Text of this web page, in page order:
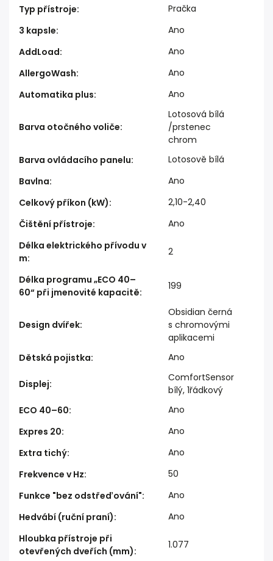
Typ přístroje:
Pračka
3 kapsle:
Ano
AddLoad:
Ano
AllergoWash:
Ano
Automatika plus: Ano
Barva otočného voliče:
Lotosová bílá
/prstenec
chrom
Barva ovládacího panelu:
Lotosově bílá
Bavlna:
Ano
Celkový příkon (kW):
2,10-2,40
Čištění přístroje:
Ano
Délka elektrického přívodu v
m:
2
Délka programu „ECO 40–
60“ při jmenovité kapacitě:
199
Design dvířek:
Obsidian černá
s chromovými
aplikacemi
Dětská pojistka: Ano
Displej:
ComfortSensor
bílý, 1řádkový
ECO 40–60:
Ano
Expres 20:
Ano
Extra tichý:
Ano
Frekvence v Hz:
50
Funkce "bez odstřeďování":
Ano
Hedvábí (ruční praní):
Ano
Hloubka přístroje při
otevřených dveřích (mm):
1.077